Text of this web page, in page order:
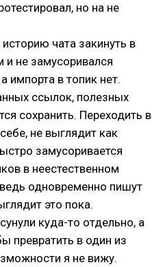
но на не
чата закинуть в
не замусоривался
импорта в топик нет.
ссылок, полезных
сохранить. Переходить в
не выглядит как
замусоривается
в неестественном
одновременно пишут
это пока.
куда-то отдельно, а
в один из
я не вижу.